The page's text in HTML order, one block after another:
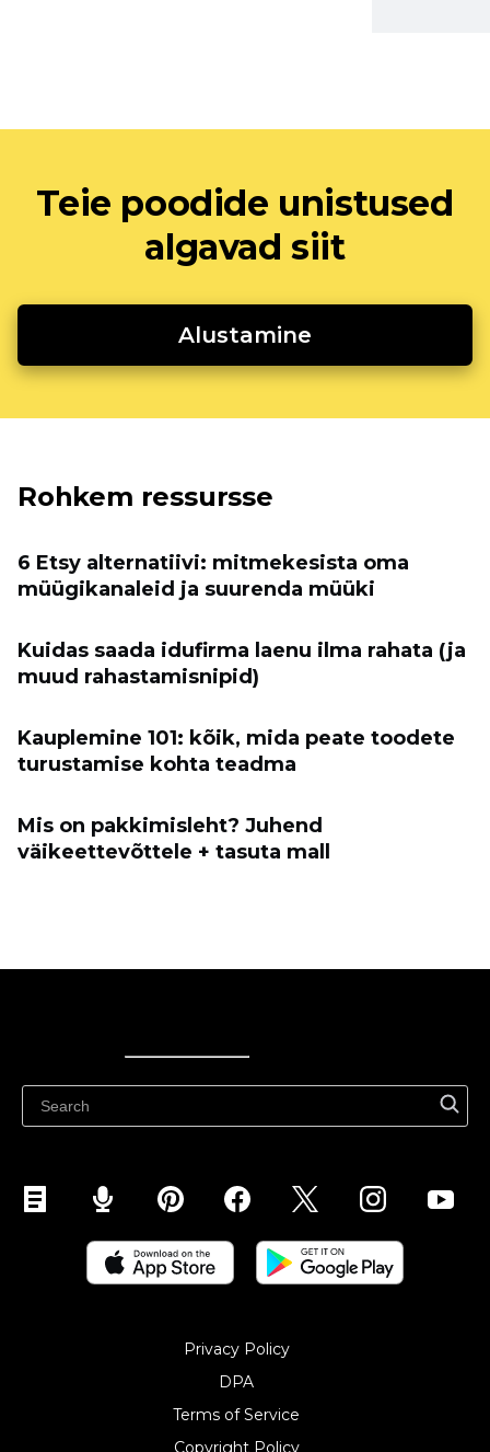
Teie poodide unistused
algavad siit
Alustamine
Rohkem ressursse
6 Etsy alternatiivi: mitmekesista oma
müügikanaleid ja suurenda müüki
Kuidas saada idufirma laenu ilma rahata (ja
muud rahastamisnipid)
Kauplemine 101: kõik, mida peate toodete
turustamise kohta teadma
Mis on pakkimisleht? Juhend
väikeettevõttele + tasuta mall
Privacy Policy
DPA
Terms of Service
Copyright Policy‎